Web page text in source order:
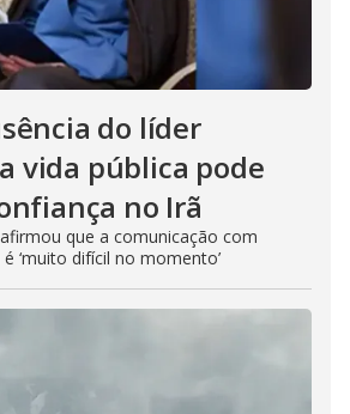
do líder
vida pública pode
no Irã
que a comunicação com
‘muito difícil no momento’